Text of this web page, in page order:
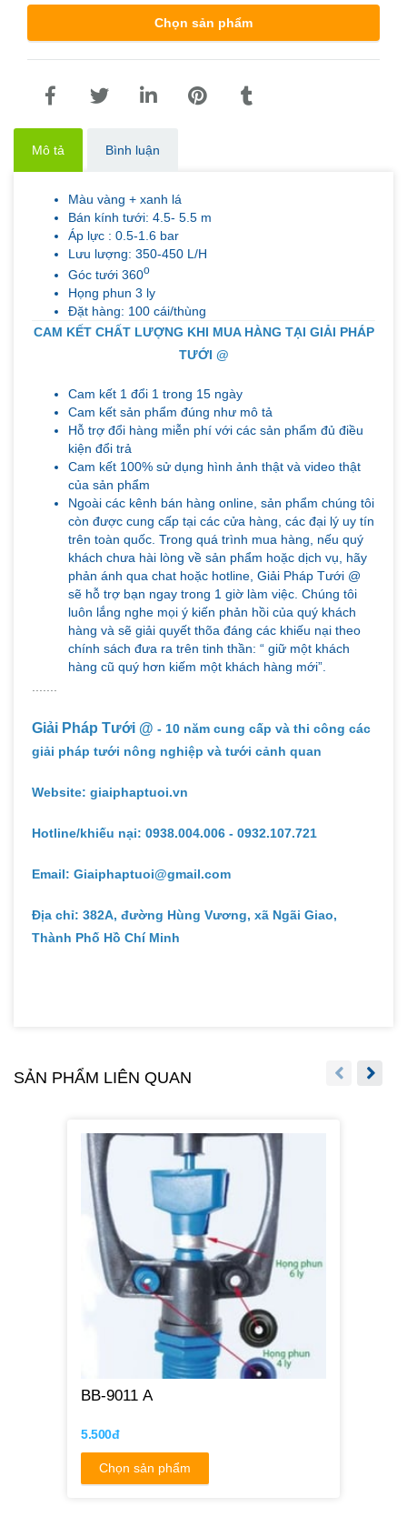
Chọn sản phẩm
Mô tả Bình luận
Màu vàng + xanh lá
Bán kính tưới: 4.5- 5.5 m
Áp lực : 0.5-1.6 bar
Lưu lượng: 350-450 L/H
Góc tưới 360o
Họng phun 3 ly
Đặt hàng: 100 cái/thùng
CAM KẾT CHẤT LƯỢNG KHI MUA HÀNG TẠI GIẢI PHÁP
TƯỚI @
Cam kết 1 đổi 1 trong 15 ngày
Cam kết sản phẩm đúng như mô tả
Hỗ trợ đổi hàng miễn phí với các sản phẩm đủ điều
kiện đổi trả
Cam kết 100% sử dụng hình ảnh thật và video thật
của sản phẩm
Ngoài các kênh bán hàng online, sản phẩm chúng tôi
còn được cung cấp tại các cửa hàng, các đại lý uy tín
trên toàn quốc. Trong quá trình mua hàng, nếu quý
khách chưa hài lòng về sản phẩm hoặc dịch vụ, hãy
phản ánh qua chat hoặc hotline, Giải Pháp Tưới @
sẽ hỗ trợ bạn ngay trong 1 giờ làm việc. Chúng tôi
luôn lắng nghe mọi ý kiến phản hồi của quý khách
hàng và sẽ giải quyết thõa đáng các khiếu nại theo
chính sách đưa ra trên tinh thần: “ giữ một khách
hàng cũ quý hơn kiếm một khách hàng mới”.
Giải Pháp Tưới @ - 10 năm cung cấp và thi công các
giải pháp tưới nông nghiệp và tưới cảnh quan
Website: giaiphaptuoi.vn
Hotline/khiếu nại: 0938.004.006 - 0932.107.721
Email: Giaiphaptuoi@gmail.com
Địa chỉ: 382A, đường Hùng Vương, xã Ngãi Giao,
Thành Phố Hồ Chí Minh
SẢN PHẨM LIÊN QUAN
BB-9011 A
5.500đ
Chọn sản phẩm